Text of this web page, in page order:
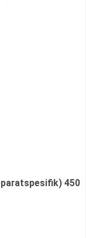
450